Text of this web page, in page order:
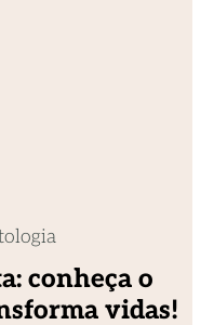
conheça o
vidas!